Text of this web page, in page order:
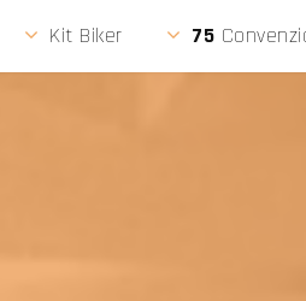
Kit Biker 75